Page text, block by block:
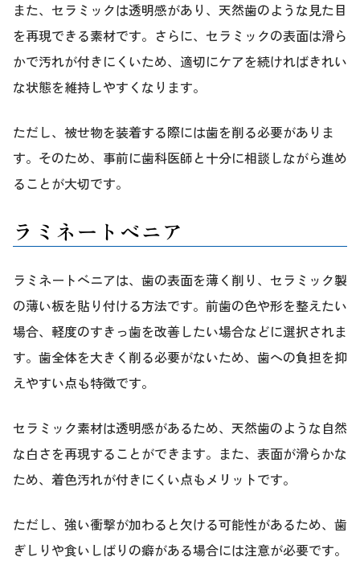
また、セラミックは透明感があり、天然歯のような見た目
を再現できる素材です。さらに、セラミックの表面は滑ら
かで汚れが付きにくいため、適切にケアを続ければきれい
な状態を維持しやすくなります。
ただし、被せ物を装着する際には歯を削る必要がありま
す。そのため、事前に歯科医師と十分に相談しながら進め
ることが大切です。
ラミネートベニア
ラミネートベニアは、歯の表面を薄く削り、セラミック製
の薄い板を貼り付ける方法です。前歯の色や形を整えたい
場合、軽度のすきっ歯を改善したい場合などに選択されま
す。歯全体を大きく削る必要がないため、歯への負担を抑
えやすい点も特徴です。
セラミック素材は透明感があるため、天然歯のような自然
な白さを再現することができます。また、表面が滑らかな
ため、着色汚れが付きにくい点もメリットです。
ただし、強い衝撃が加わると欠ける可能性があるため、歯
ぎしりや食いしばりの癖がある場合には注意が必要です。